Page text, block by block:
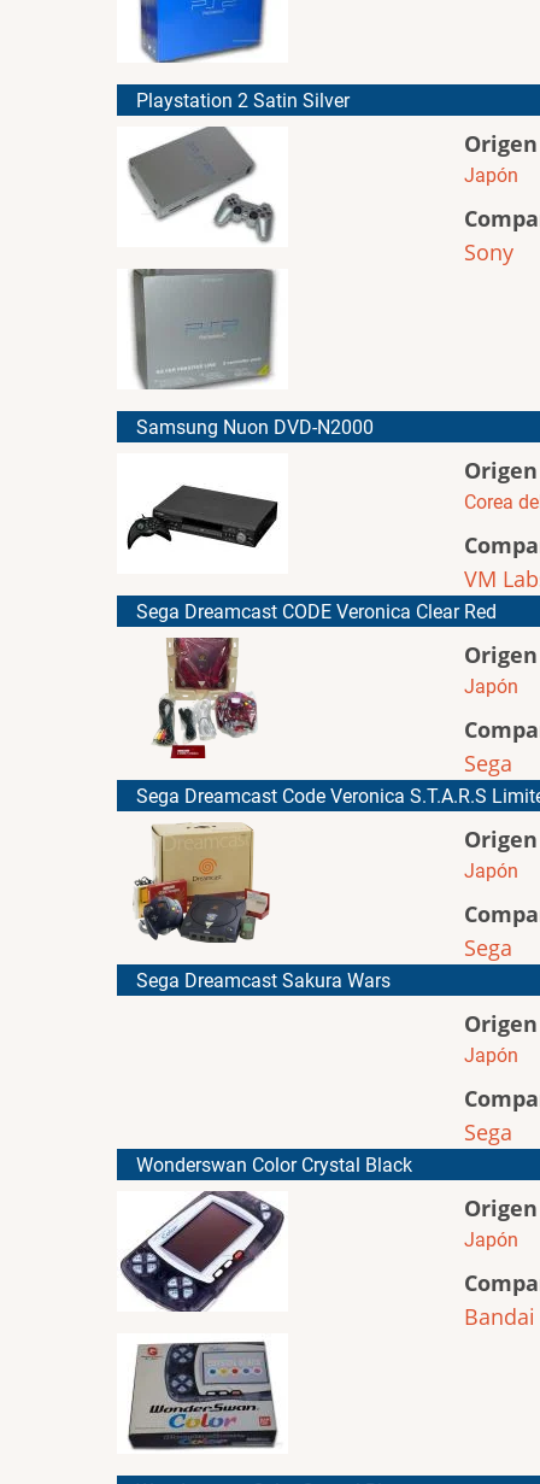
Playstation 2 Satin Silver
Origen
Japón
Sony
Samsung Nuon DVD-N2000
Origen
Corea
VM
Sega Dreamcast CODE Veronica Clear Red
Origen
Japón
Sega
Sega Dreamcast Code Veronica S.T.A.R.S
Origen
Japón
Sega
Sega Dreamcast Sakura Wars
Origen
Japón
Sega
Wonderswan Color Crystal Black
Origen
Japón
Bandai